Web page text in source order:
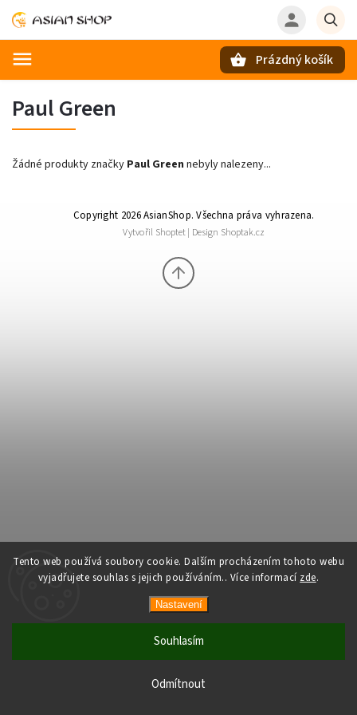
Tento web používá soubory cookie. Dalším procházením tohoto webu
vyjadřujete souhlas s jejich používáním.. Více informací zde.
Nastavení
Odmítnout
Souhlasím
Prázdný košík
Paul Green
Žádné produkty značky Paul Green nebyly nalezeny...
Copyright 2026AsianShop. Všechna práva vyhrazena.
Vytvořil Shoptet| Design Shoptak.cz